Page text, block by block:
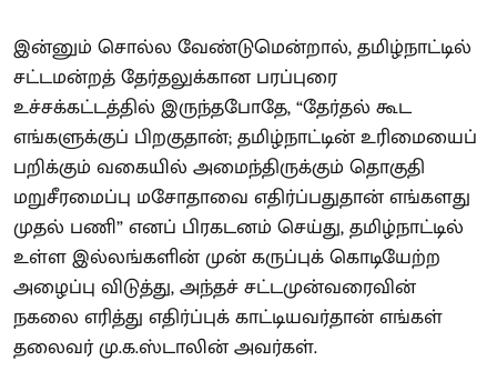
இன்னும் சொல்ல வேண்டுமென்றால், தமிழ்நாட்டில்
சட்டமன்றத் தேர்தலுக்கான பரப்புரை
உச்சக்கட்டத்தில் இருந்தபோதே, “தேர்தல் கூட
எங்களுக்குப் பிறகுதான்; தமிழ்நாட்டின் உரிமையைப்
பறிக்கும் வகையில் அமைந்திருக்கும் தொகுதி
மறுசீரமைப்பு மசோதாவை எதிர்ப்பதுதான் எங்களது
முதல் பணி” எனப் பிரகடனம் செய்து, தமிழ்நாட்டில்
உள்ள இல்லங்களின் முன் கருப்புக் கொடியேற்ற
அழைப்பு விடுத்து, அந்தச் சட்டமுன்வரைவின்
நகலை எரித்து எதிர்ப்புக் காட்டியவர்தான் எங்கள்
தலைவர் மு.க.ஸ்டாலின் அவர்கள்.